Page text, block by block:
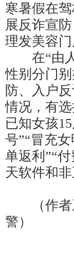
寒暑假在
展反诈宣
理发美容
在“由人
性别分门
防、入户
情况，有
已知女孩
号”“冒充
单返利”“
天软件和
（作者系
警）